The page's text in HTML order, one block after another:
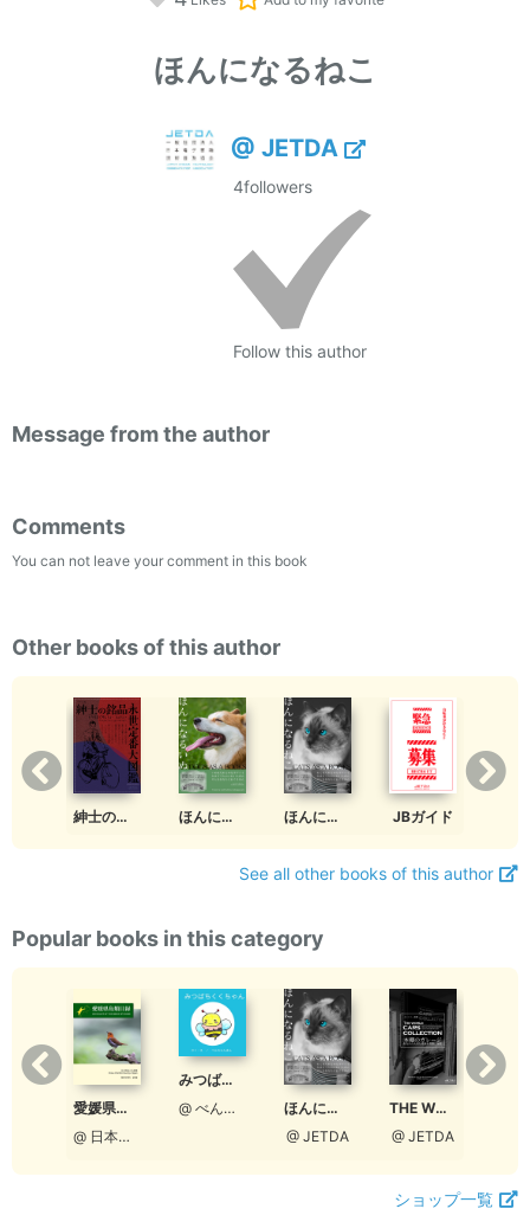
ほんになるねこ
@ JETDA
4followers
Follow this author
Message from the author
Comments
You can not leave your comment in this book
Other books of this author
紳士の銘品図鑑 ほんになるいぬ ほんになるねこ JBガイド
See all other books of this author
Popular books in this category
愛媛県鳥類目録 - Checklist of the Birds of Ehime
@ 日本野鳥の会愛媛
みつばちくくちゃん
@ べんちゃんまん
ほんになるねこ
@ JETDA
THE WORLD CARS COLLECTION 募集ガイド
@ JETDA
ショップ一覧